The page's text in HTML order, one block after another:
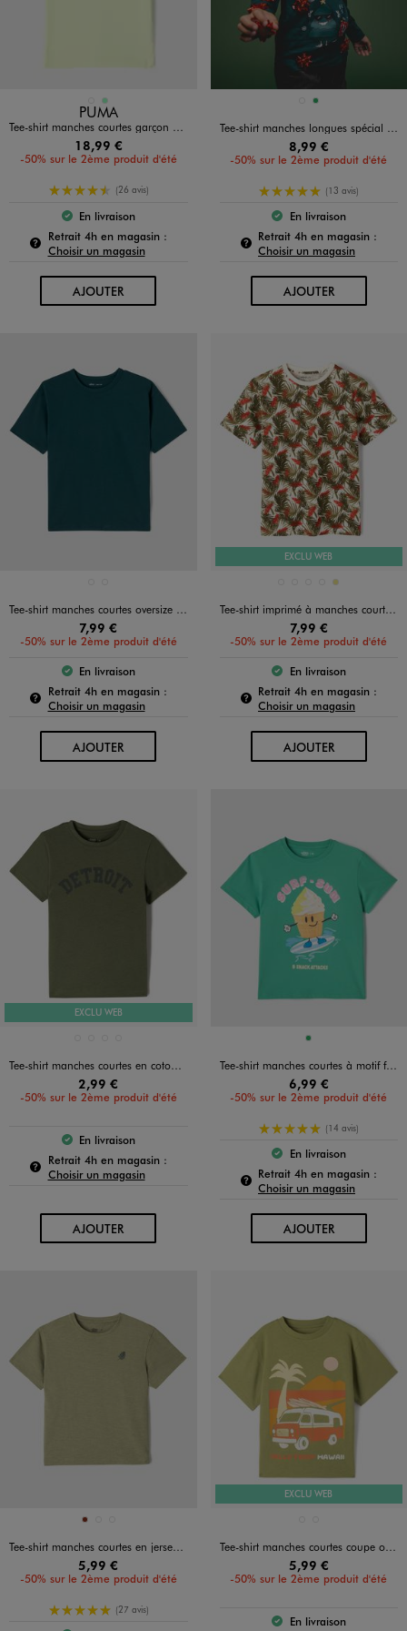
Disponible en 2 coloris
BLEU FONCE
VERT CLAIR
PUMA
Tee-shirt manches courtes garçon avec logo brodé - Puma
18,99 €
-50% sur le 2ème produit d'été
4.5/5 de moyenne
(26 avis)
Le produit est disponible :
En livraison
Retrait 4h en magasin :Pour connaître la disponibilité de ce produit :
Choisir un magasin
AJOUTERAU PANIER
Disponible en 2 coloris
ROUGE STANDARD
VERT
Tee-shirt manches longues spécial Noël garçon
8,99 €
-50% sur le 2ème produit d'été
5/5 de moyenne
(13 avis)
Le produit est
En livraison
Retrait 4h en magasin :
Choisir un magasin
AJOUTERAU PANIER
Tee-shirt manches courtes oversize en coton épais garçon
7,99 €
-50% sur le 2ème produit d'été
Le produit est disponible :
En livraison
Retrait 4h en magasin :Pour connaître la disponibilité de ce produit :
Choisir un magasin
AJOUTERAU PANIER
EXCLU WEB
Disponible en 5 coloris
BLEU STANDARD
GRIS CHINE MOYEN
JAUNE STANDARD
KAKI
Tee-shirt imprimé à manches courtes garçon
7,99 €
-50% sur le 2ème produit d'été
Le produit est
En livraison
Retrait 4h en magasin :
Choisir un magasin
AJOUTERAU PANIER
EXCLU WEB
Tee-shirt manches courtes en coton imprimé garçon
2,99 €
-50% sur le 2ème produit d'été
Le produit est disponible :
En livraison
Retrait 4h en magasin :Pour connaître la disponibilité de ce produit :
Choisir un magasin
AJOUTERAU PANIER
Disponible en 1 coloris
VERT
Tee-shirt manches courtes à motif fun et sequins garçon
6,99 €
-50% sur le 2ème produit d'été
5/5 de moyenne
(14 avis)
Le produit est
En livraison
Retrait 4h en magasin :
Choisir un magasin
AJOUTERAU PANIER
Disponible en 3 coloris
BRIQUE
Tee-shirt manches courtes en jersey de coton flammé avec petite broderie garçon
5,99 €
-50% sur le 2ème produit d'été
5/5 de moyenne
(27 avis)
EXCLU WEB
Tee-shirt manches courtes coupe oversize à motif plage garçon
5,99 €
-50% sur le 2ème produit d'été
Le produit est
En livraison